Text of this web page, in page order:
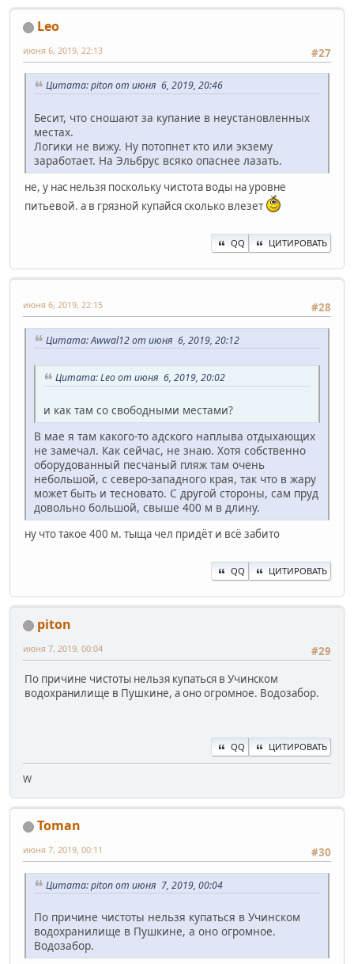
Leo
#27
июня 6, 2019, 22:13
Цитата: piton от июня 6, 2019, 20:46
Бесит, что сношают за купание в неустановленных
местах.
Логики не вижу. Ну потопнет кто или экзему
заработает. На Эльбрус всяко опаснее лазать.
не, у нас нельзя поскольку чистота воды на уровне
питьевой. а в грязной купайся сколько влезет
QQ ЦИТИРОВАТЬ
#28
июня 6, 2019, 22:15
Цитата: Awwal12 от июня 6, 2019, 20:12
Цитата: Leo от июня 6, 2019, 20:02
и как там со свободными местами?
В мае я там какого-то адского наплыва отдыхающих
не замечал. Как сейчас, не знаю. Хотя собственно
оборудованный песчаный пляж там очень
небольшой, с северо-западного края, так что в жару
может быть и тесновато. С другой стороны, сам пруд
довольно большой, свыше 400 м в длину.
ну что такое 400 м. тыща чел придёт и всё забито
QQ ЦИТИРОВАТЬ
piton
#29
июня 7, 2019, 00:04
По причине чистоты нельзя купаться в Учинском
водохранилище в Пушкине, а оно огромное. Водозабор.
QQ ЦИТИРОВАТЬ
W
Toman
#30
июня 7, 2019, 00:11
Цитата: piton от июня 7, 2019, 00:04
По причине чистоты нельзя купаться в Учинском
водохранилище в Пушкине, а оно огромное.
Водозабор.